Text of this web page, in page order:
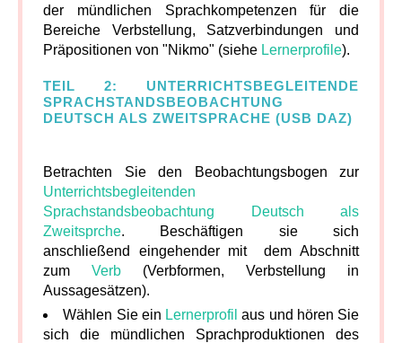
der mündlichen Sprachkompetenzen für die
Bereiche Verbstellung, Satzverbindungen und
Präpositionen von "Nikmo" (siehe Lernerprofile).
TEIL 2: UNTERRICHTSBEGLEITENDE
SPRACHSTANDSBEOBACHTUNG
DEUTSCH ALS ZWEITSPRACHE (USB DAZ)
Betrachten Sie den Beobachtungsbogen zur
Unterrichtsbegleitenden
Sprachstandsbeobachtung Deutsch als
Zweitsprche. Beschäftigen sie sich
anschließend eingehender mit dem Abschnitt
zum Verb (Verbformen, Verbstellung in
Aussagesätzen).
Wählen Sie ein Lernerprofil aus und hören Sie
sich die mündlichen Sprachproduktionen des